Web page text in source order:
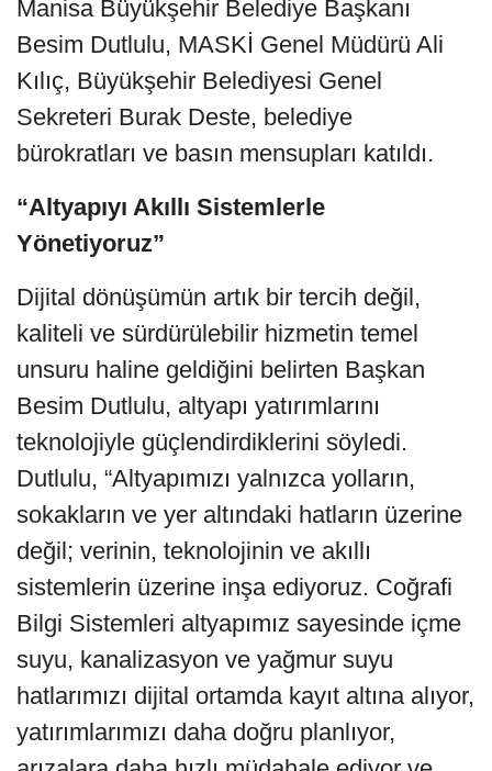
Manisa Büyükşehir Belediye Başkanı
Besim Dutlulu, MASKİ Genel Müdürü Ali
Kılıç, Büyükşehir Belediyesi Genel
Sekreteri Burak Deste, belediye
bürokratları ve basın mensupları katıldı.
“Altyapıyı Akıllı Sistemlerle
Yönetiyoruz”
Dijital dönüşümün artık bir tercih değil,
kaliteli ve sürdürülebilir hizmetin temel
unsuru haline geldiğini belirten Başkan
Besim Dutlulu, altyapı yatırımlarını
teknolojiyle güçlendirdiklerini söyledi.
Dutlulu, “Altyapımızı yalnızca yolların,
sokakların ve yer altındaki hatların üzerine
değil; verinin, teknolojinin ve akıllı
sistemlerin üzerine inşa ediyoruz. Coğrafi
Bilgi Sistemleri altyapımız sayesinde içme
suyu, kanalizasyon ve yağmur suyu
hatlarımızı dijital ortamda kayıt altına alıyor,
yatırımlarımızı daha doğru planlıyor,